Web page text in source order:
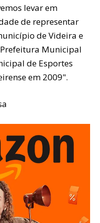
levar em
de representar
de Videira e
Municipal
de Esportes
em 2009".